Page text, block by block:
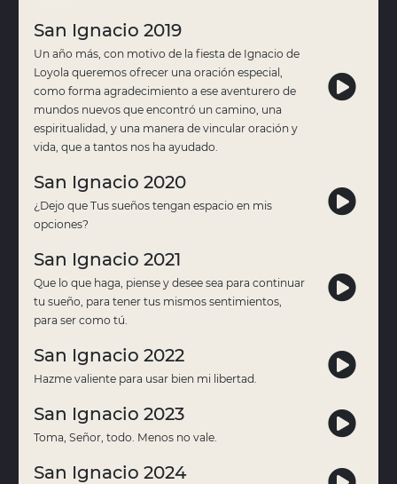
San Ignacio 2019
Un año más, con motivo de la fiesta de Ignacio de
Loyola queremos ofrecer una oración especial,
como forma agradecimiento a ese aventurero de
mundos nuevos que encontró un camino, una
espiritualidad, y una manera de vincular oración y
vida, que a tantos nos ha ayudado.
San Ignacio 2020
¿Dejo que Tus sueños tengan espacio en mis
opciones?
San Ignacio 2021
Que lo que haga, piense y desee sea para continuar
tu sueño, para tener tus mismos sentimientos,
para ser como tú.
San Ignacio 2022
Hazme valiente para usar bien mi libertad.
San Ignacio 2023
Toma, Señor, todo. Menos no vale.
San Ignacio 2024